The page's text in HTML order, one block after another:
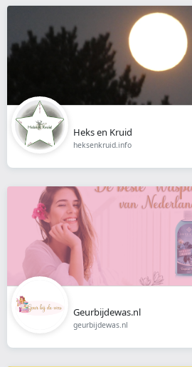
Heks en Kruid
heksenkruid.info
Geurbijdewas.nl
geurbijdewas.nl